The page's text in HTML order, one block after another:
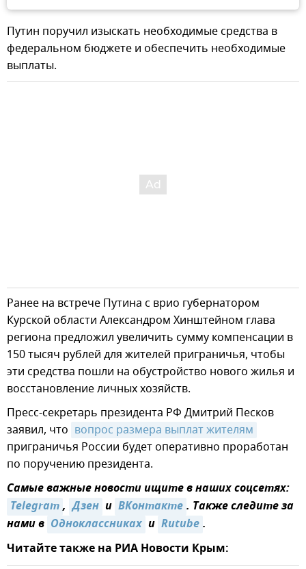
Путин поручил изыскать необходимые средства в
федеральном бюджете и обеспечить необходимые
выплаты.
Ранее на встрече Путина с врио губернатором
Курской области Александром Хинштейном глава
региона предложил увеличить сумму компенсации в
150 тысяч рублей для жителей приграничья, чтобы
эти средства пошли на обустройство нового жилья и
восстановление личных хозяйств.
Пресс-секретарь президента РФ Дмитрий Песков
заявил, что вопрос размера выплат жителям
приграничья России будет оперативно проработан
по поручению президента.
Самые важные новости ищите в наших соцсетях:
Telegram, Дзен и ВКонтакте. Также следите за
нами в Одноклассниках и Rutube.
Читайте также на РИА Новости Крым: